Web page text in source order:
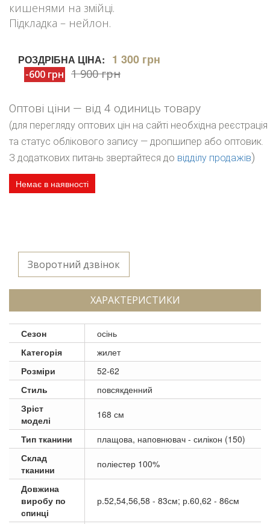
кишенями на змійці.
Підкладка – нейлон.
РОЗДРІБНА ЦІНА: 1 300 грн
-600 грн 1 900 грн
Оптові ціни — від 4 одиниць товару
(для перегляду оптових цін на сайті необхідна реєстрація
та статус облікового запису — дропшипер або оптовик.
З додаткових питань звертайтеся до відділу продажів)
Немає в наявності
Зворотний дзвінок
ХАРАКТЕРИСТИКИ
Сезон
осінь
Категорія
жилет
Розміри
52-62
Стиль
повсякденний
Зріст
моделі
168 см
Тип тканини
плащова, наповнювач - силікон (150)
Склад
тканини
поліестер 100%
Довжина
виробу по
спинці
р.52,54,56,58 - 83см; р.60,62 - 86см